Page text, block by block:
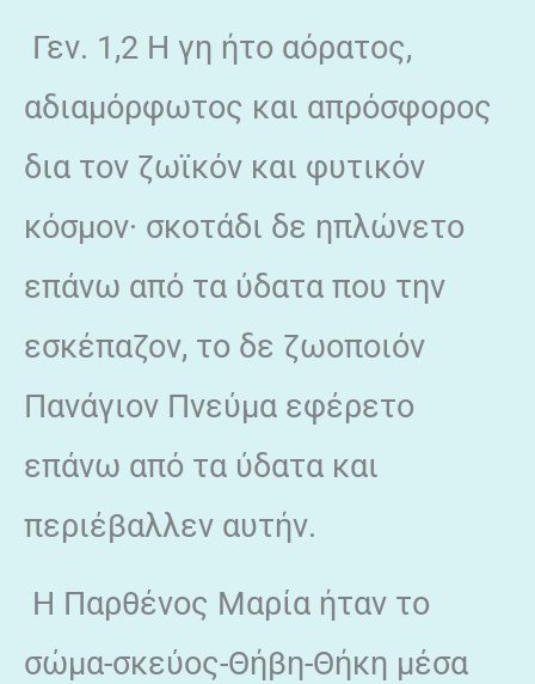
Γεν. 1,2 Η γη ήτο αόρατος,
αδιαμόρφωτος και απρόσφορος
δια τον ζωϊκόν και φυτικόν
κόσμον· σκοτάδι δε ηπλώνετο
επάνω από τα ύδατα που την
εσκέπαζον, το δε ζωοποιόν
Πανάγιον Πνεύμα εφέρετο
επάνω από τα ύδατα και
περιέβαλλεν αυτήν.
Η Παρθένος Μαρία ήταν το
σώμα-σκεύος-Θήβη-Θήκη μέσα